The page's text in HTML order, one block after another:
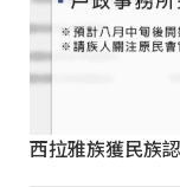
西拉雅族獲民族